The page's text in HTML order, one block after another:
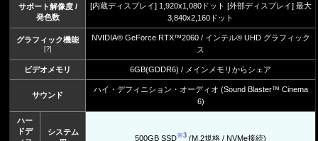
サポート解像度 /
発色数
[内蔵ディスプレイ] 1,920x1,080ドット [外部ディスプレイ] 最大
3,840x2,160ドット
グラフィック機能
[?]
NVIDIA® GeForce RTX™2060 / インテル® UHD グラフィック
ス
ビデオメモリ 6GB(GDDR6) / メインメモリからシェア
サウンド
ハイ・デフィニション・オーディオ (Sound Blaster™ Cinema
6)
ハー
ドデ
システム
500GB SSD※3 (M.2規格 / NVMe接続)